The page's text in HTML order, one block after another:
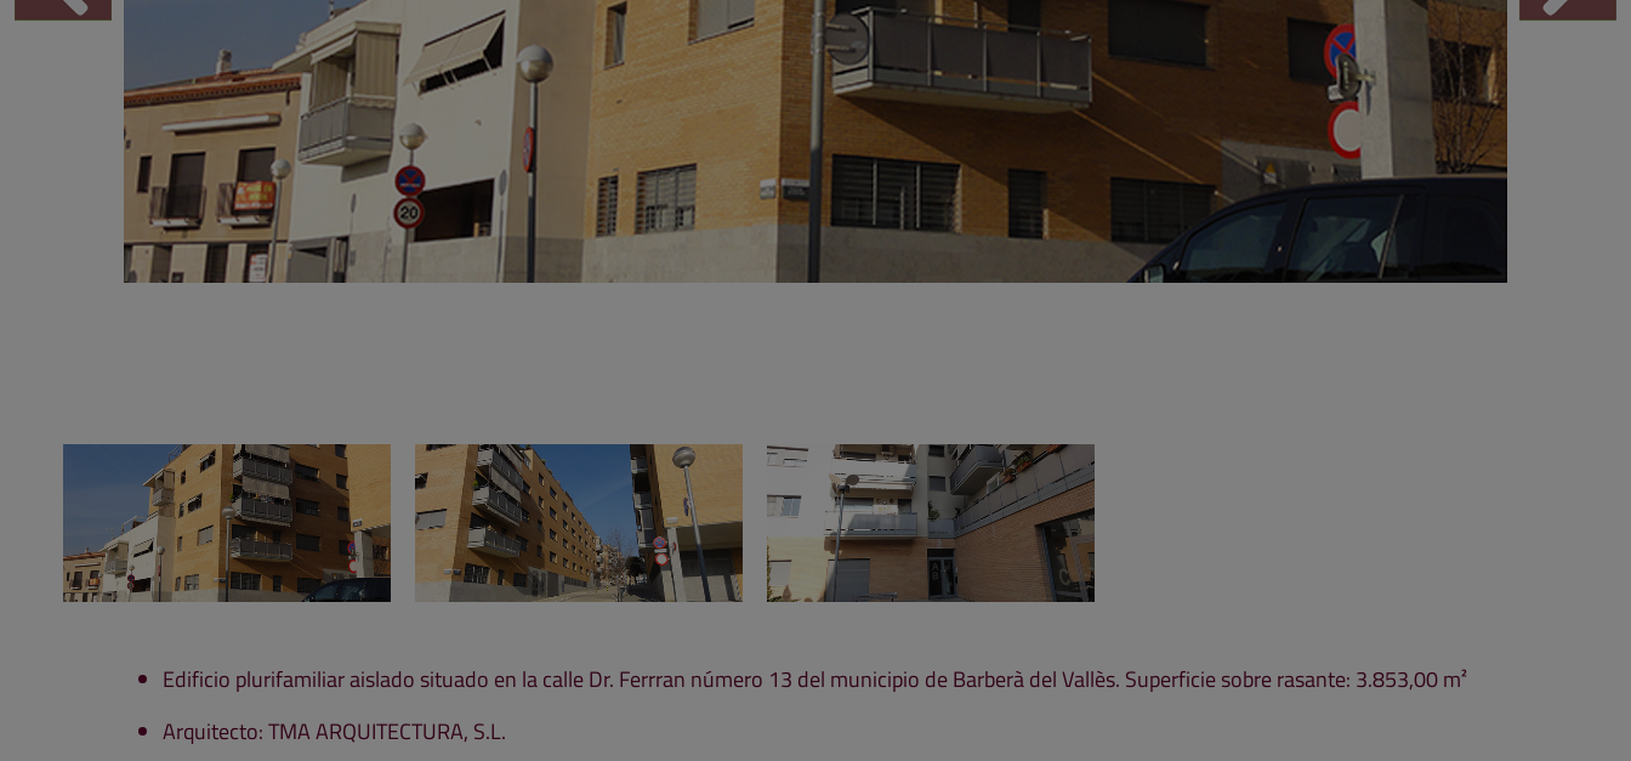
Edificio plurifamiliar aislado situado en la calle Dr. Ferrran número 13 del municipio de Barberà del Vallès. Superficie sobre rasante: 3.853,00 m²
Arquitecto: TMA ARQUITECTURA, S.L.